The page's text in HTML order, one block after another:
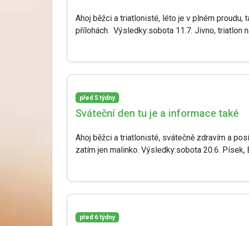
Ahoj běžci a triatlonisté, léto je v plném proudu,
přílohách. Výsledky:sobota 11.7. Jivno, triatlon
před 5 týdny
Sváteční den tu je a informace také
Ahoj běžci a triatlonisté, svátečně zdravím a
zatím jen malinko. Výsledky:sobota 20.6. Písek,
před 6 týdny